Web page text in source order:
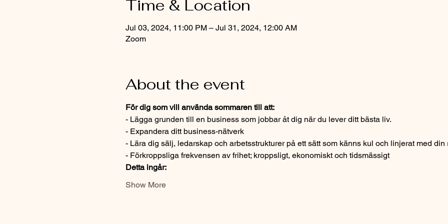
Time & Location
Jul 03, 2024, 11:00 PM – Jul 31, 2024, 12:00 AM
Zoom
About the event
För dig som vill använda sommaren till att:
- Lägga grunden till en business som jobbar åt dig när du lever ditt bästa liv.
- Expandera ditt business-nätverk
- Lära dig sälj, ledarskap och arbetsstrukturer på ett sätt som känns kul och linjerat med din
- Förkroppsliga frekvensen av frihet; kroppsligt, ekonomiskt och tidsmässigt
Detta ingår:
Show More